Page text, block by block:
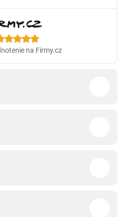
na Firmy.cz